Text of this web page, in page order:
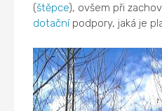
(štěpce), ovšem při
dotačnípodpory, jaká je